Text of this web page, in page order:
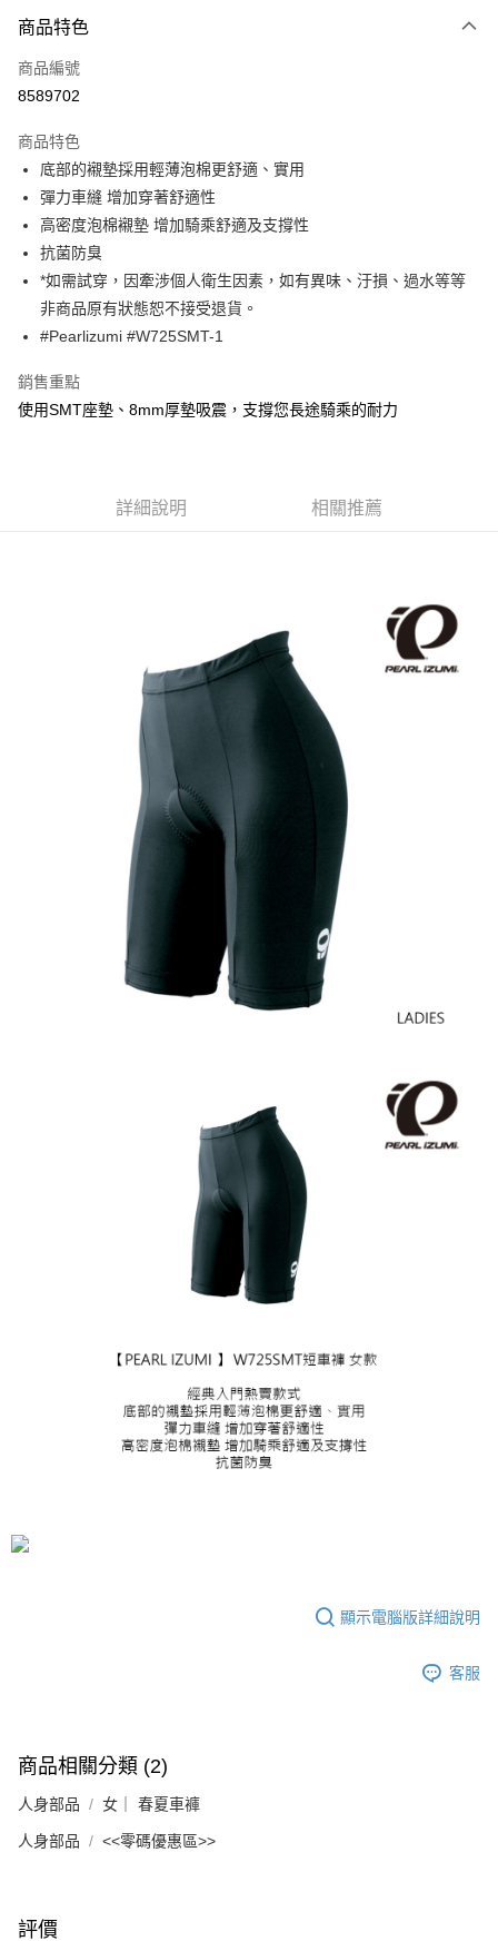
LINE Pay
Apple Pay
相關說明
【關於「AFTEE先享後付」】
便利好安心！
１．簡單：不需註冊會員、不需綁卡、不需儲值。
２．便利：只要手機號碼，簡訊認證，即可結帳。
３．安心：先確認商品／服務後，再付款。
【「AFTEE先享後付」結帳流程】
結帳頁面，進行簡訊認證並確認金額後，即可完成結帳。
３．收到繳費通知簡訊後14天內，點擊此簡訊中的連結，可透過四大超商／
ATM／網路銀行／等多元方式進行付款，方視為交易完成。
是否繳費成功／繳費後需取消欲退款等相關疑問，請聯繫「AFTEE先享後付
易，需依本服務之必要範圍內提供個人資料，並將交易相關給付款項請求債
２．關於個人資料處理事宜，請瀏覽以下網址：
https://aftee.tw/terms/#terms3
３．未成年的使用者請事先徵得法定代理人或監護人之同意方可使用
「AFTEE先享後付」，若未經同意申辦者引起之損失，本公司不負相關責
４．使用「AFTEE先享後付」時，將依據個別帳號之用戶狀況，依本公司即
時審查核予不同之上限額度；若仍有額度不足之情形，本公司將視審查結果
請求用戶進行身份認證。
５．嚴禁一人註冊多個帳號或使用他人資訊註冊。若發現惡意使用之情形，
恩沛科技股份有限公司將有權停止該用戶之使用額度並採取法律行動。
ATM付款
運送方式
全家取貨付款
每筆NT$60
付款後－全家取貨
每筆NT$60
7-11取貨付款
離島宅配（澎湖、金門、馬祖、小琉球、綠島、蘭嶼）
商品特色
商品編號
8589702
商品特色
底部的襯墊採用輕薄泡棉更舒適、實用
彈力車縫 增加穿著舒適性
高密度泡棉襯墊 增加騎乘舒適及支撐性
抗菌防臭
*如需試穿，因牽涉個人衛生因素，如有異味、汙損、過水等等
非商品原有狀態恕不接受退貨。
#Pearlizumi #W725SMT-1
銷售重點
使用SMT座墊、8mm厚墊吸震，支撐您長途騎乘的耐力
詳細說明 相關推薦
顯示電腦版詳細說明
客服
商品相關分類 (2)
人身部品 女｜ 春夏車褲
人身部品 <<零碼優惠區>>
評價